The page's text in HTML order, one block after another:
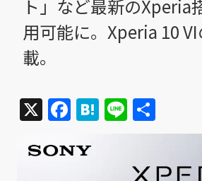
ト」など最新のXperia
用可能に。Xperia 10
載。
X Facebook
Hatena
Line
有